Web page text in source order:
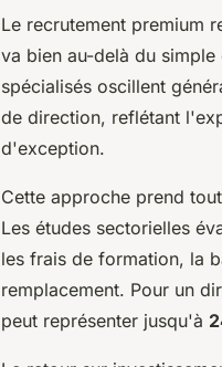
Le recrutement premium
va bien au-delà du
spécialisés oscillent
de direction, reflétant
d'exception.
Cette approche prend
Les études sectorielles
les frais de formation, la
remplacement. Pour un
peut représenter jusqu'à